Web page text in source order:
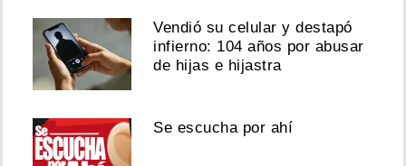
Vendió su celular y destapó
infierno: 104 años por abusar
de hijas e hijastra
Se escucha por ahí